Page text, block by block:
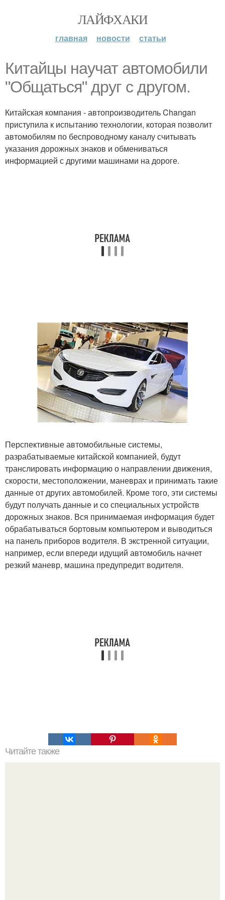
ЛАЙФХАКИ
главная новости статьи
Китайцы научат автомобили
"Общаться" друг с другом.
Китайская компания - автопроизводитель Changan
приступила к испытанию технологии, которая позволит
автомобилям по беспроводному каналу считывать
указания дорожных знаков и обмениваться
информацией с другими машинами на дороге.
Перспективные автомобильные системы,
разрабатываемые китайской компанией, будут
транслировать информацию о направлении движения,
скорости, местоположении, маневрах и принимать такие
данные от других автомобилей. Кроме того, эти системы
будут получать данные и со специальных устройств
дорожных знаков. Вся принимаемая информация будет
обрабатываться бортовым компьютером и выводиться
на панель приборов водителя. В экстренной ситуации,
например, если впереди идущий автомобиль начнет
резкий маневр, машина предупредит водителя.
Читайте также